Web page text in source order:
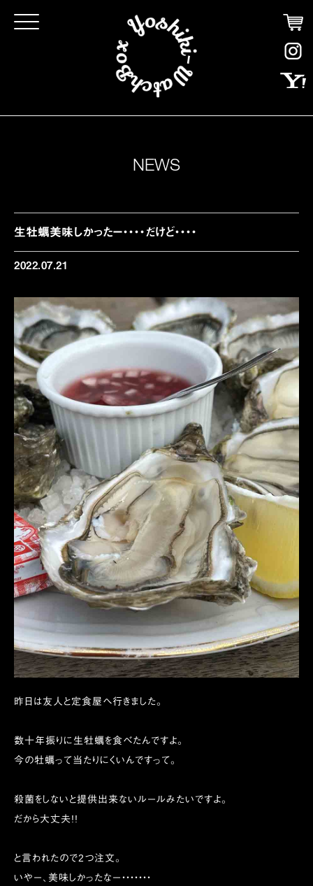
Click
NEWS
生牡蠣美味しかったー・・・・だけど・・・・
2022.07.21
昨日は友人と定食屋へ行きました。
数十年振りに生牡蠣を食べたんですよ。
今の牡蠣って当たりにくいんですって。
殺菌をしないと提供出来ないルールみたいですよ。
だから大丈夫!!
と言われたので2つ注文。
いやー、美味しかったなー・・・・・・・